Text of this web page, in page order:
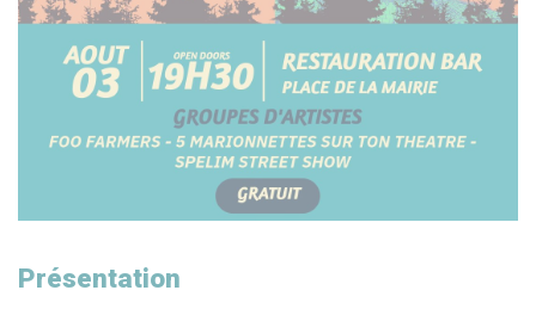
Présentation